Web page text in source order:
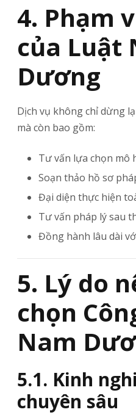
4. Phạm
của Luật
Dương
Dịch vụ không chỉ dừng
mà còn bao gồm:
Tư vấn lựa chọn mô
Soạn thảo hồ sơ
Đại diện thực hiện
Tư vấn pháp lý sau
Đồng hành lâu dài
5. Lý do
chọn
Nam
5.1. Kinh
chuyên sâu